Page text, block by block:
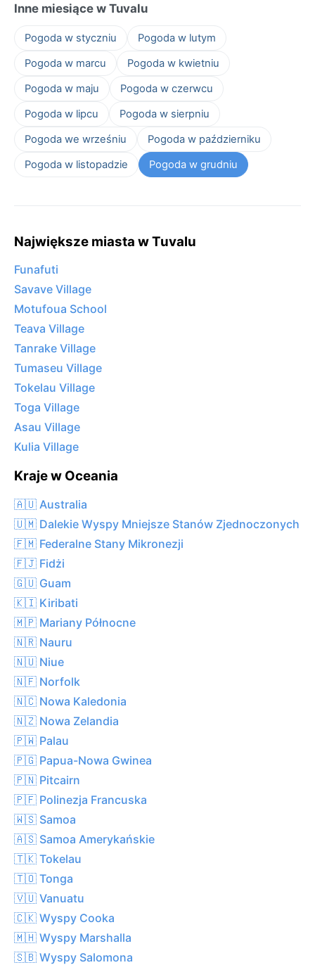
Inne miesiące w Tuvalu
Pogoda w styczniu
Pogoda w lutym
Pogoda w marcu
Pogoda w kwietniu
Pogoda w maju
Pogoda w czerwcu
Pogoda w lipcu
Pogoda w sierpniu
Pogoda we wrześniu
Pogoda w październiku
Pogoda w listopadzie
Pogoda w grudniu
Największe miasta w Tuvalu
Funafuti
Savave Village
Motufoua School
Teava Village
Tanrake Village
Tumaseu Village
Tokelau Village
Toga Village
Asau Village
Kulia Village
Kraje w Oceania
🇦🇺 Australia
🇺🇲 Dalekie Wyspy Mniejsze Stanów Zjednoczonych
🇫🇲 Federalne Stany Mikronezji
🇫🇯 Fidżi
🇬🇺 Guam
🇰🇮 Kiribati
🇲🇵 Mariany Północne
🇳🇷 Nauru
🇳🇺 Niue
🇳🇫 Norfolk
🇳🇨 Nowa Kaledonia
🇳🇿 Nowa Zelandia
🇵🇼 Palau
🇵🇬 Papua-Nowa Gwinea
🇵🇳 Pitcairn
🇵🇫 Polinezja Francuska
🇼🇸 Samoa
🇦🇸 Samoa Amerykańskie
🇹🇰 Tokelau
🇹🇴 Tonga
🇻🇺 Vanuatu
🇨🇰 Wyspy Cooka
🇲🇭 Wyspy Marshalla
🇸🇧 Wyspy Salomona